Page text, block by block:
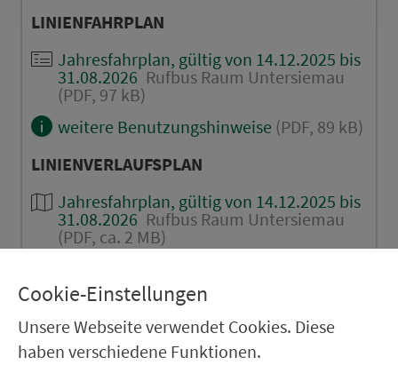
LINIENFAHRPLAN
Jahresfahrplan, gültig von 14.12.2025 bis
31.08.2026 Rufbus Raum Untersiemau
(PDF, 97 kB)
weitere Benutzungshinweise (PDF, 89 kB)
LINIENVERLAUFSPLAN
Jahresfahrplan, gültig von 14.12.2025 bis
31.08.2026 Rufbus Raum Untersiemau
(PDF, ca. 2 MB)
Creidlitz Bahnhof
Cookie-Einstellungen
Unsere Webseite verwendet Cookies. Diese
haben verschiedene Funktionen.